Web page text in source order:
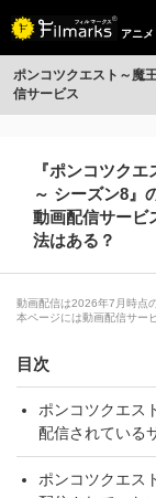
アニメ
ポンコツクエスト～魔
信サービス
『ポンコツク
～ シーズン8』
動画配信サービ
法はある？
動画配信は2026年7月時点
本ページには動画配信サー
目次
ポンコツクエス
配信されている
ポンコツクエス